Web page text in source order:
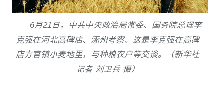
6月21 日，中共中央政治局常委、国务院总理李
克强在河北高碑店、涿州考察。这是李克强在高碑
店方官镇小麦地里，与种粮农户等交谈。（新华社
记者 刘卫兵 摄）